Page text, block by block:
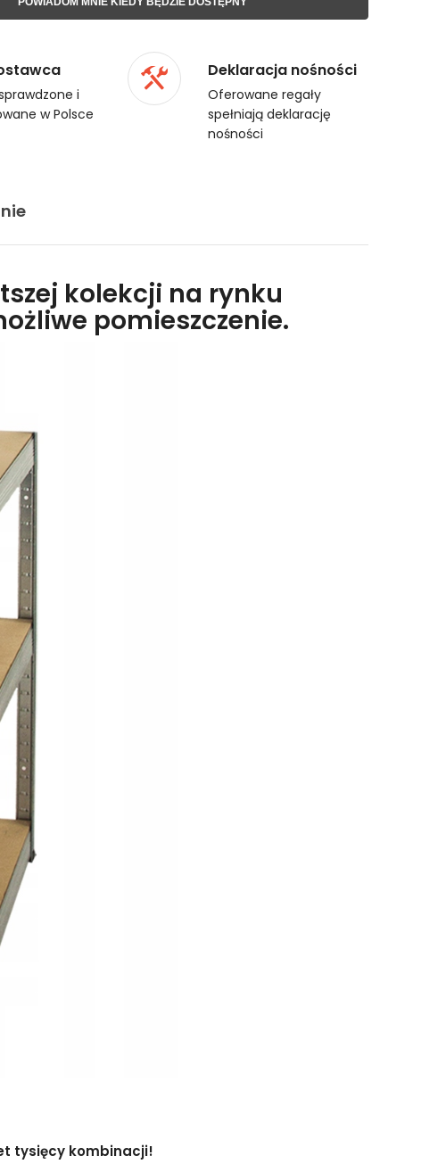
i
w Polsce
Deklaracja nośności
Oferowane regały
spełniają deklarację
nośności
kolekcji na rynku
pomieszczenie.
tysięcy kombinacji!